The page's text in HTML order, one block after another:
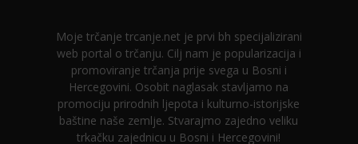
Moje trčanje trcanje.net je prvi bh specijalizirani
web portal o trčanju. Cilj nam je popularizacija i
promoviranje trčanja prije svega u Bosni i
Hercegovini. Osobit naglasak stavljamo na
promociju prirodnih ljepota i kulturno-istorijske
baštine naše zemlje. Stvarajmo zajedno veliku
trkačku zajednicu u Bosni i Hercegovini!